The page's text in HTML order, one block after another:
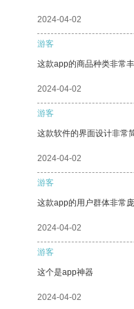
2024-04-02
游客
这款app的商品种类非常
2024-04-02
游客
这款软件的界面设计非常
2024-04-02
游客
这款app的用户群体非常
2024-04-02
游客
这个是app神器
2024-04-02